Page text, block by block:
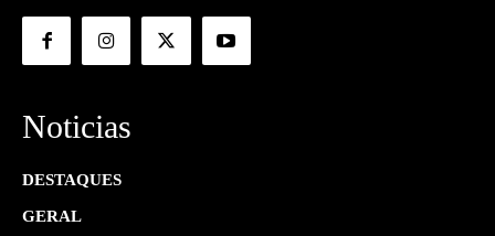
Noticias
DESTAQUES
GERAL